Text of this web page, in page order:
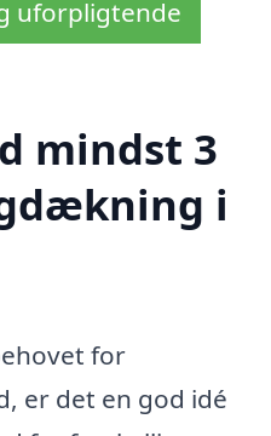
uforpligtende
mindst 3
i
for
er det en god idé